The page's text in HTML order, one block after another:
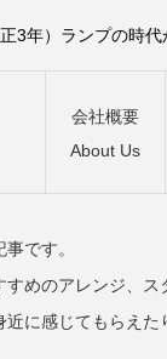
3年）ランプの時
会社概要
About Us
です。
めのアレンジ、
に感じてもらえ